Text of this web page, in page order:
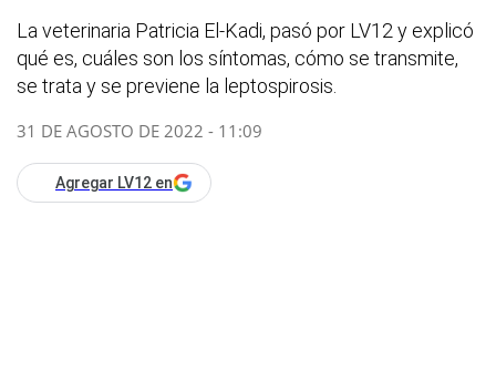
La veterinaria Patricia El-Kadi, pasó por LV12 y explicó
qué es, cuáles son los síntomas, cómo se transmite,
se trata y se previene la leptospirosis.
31 DE AGOSTO DE 2022 - 11:09
Agregar LV12 en